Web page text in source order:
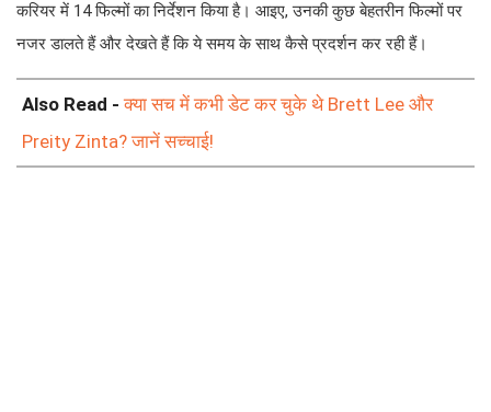
करियर में 14 फिल्मों का निर्देशन किया है। आइए, उनकी कुछ बेहतरीन फिल्मों पर
नजर डालते हैं और देखते हैं कि ये समय के साथ कैसे प्रदर्शन कर रही हैं।
Also Read -क्या सच में कभी डेट कर चुके थे Brett Lee और
Preity Zinta? जानें सच्चाई!